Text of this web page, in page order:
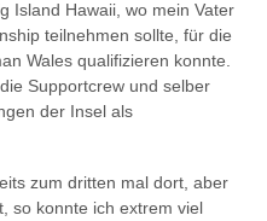
Island Hawaii, wo mein Vater
teilnehmen sollte, für die
Wales qualifizieren konnte.
Supportcrew und selber
der Insel als
zum dritten mal dort, aber
so konnte ich extrem viel